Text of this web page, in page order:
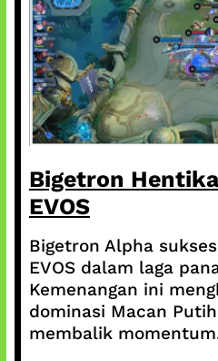
Bigetron
EVOS
Bigetron Alpha
EVOS dalam laga
Kemenangan ini
dominasi Macan
membalik